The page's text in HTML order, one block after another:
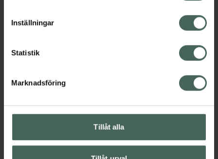
cookieinställningar. Ett återkallat samtycke påverkar inte
lagligheten av behandling som skett innan återkallelsen.
Inställningar
Statistik
Marknadsföring
Tillåt alla
Fotvård
Instruktioner Visa